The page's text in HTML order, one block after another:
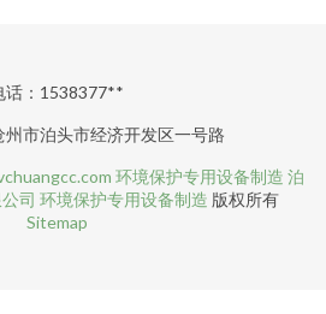
话：1538377**
市泊头市经济开发区一号路
环境保护专用设备制造 泊
司 环境保护专用设备制造 版权所有
Sitemap